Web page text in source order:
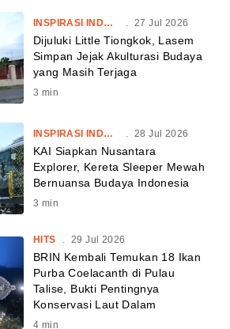
INSPIRASI INDONESIA . 27 Jul 2026
Dijuluki Little Tiongkok, Lasem
Simpan Jejak Akulturasi Budaya
yang Masih Terjaga
3 min
INSPIRASI INDONESIA . 28 Jul 2026
KAI Siapkan Nusantara
Explorer, Kereta Sleeper Mewah
Bernuansa Budaya Indonesia
3 min
HITS . 29 Jul 2026
BRIN Kembali Temukan 18 Ikan
Purba Coelacanth di Pulau
Talise, Bukti Pentingnya
Konservasi Laut Dalam
4 min